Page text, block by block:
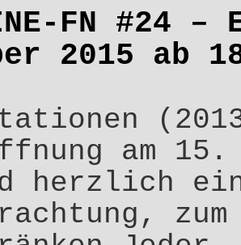
FN #24 –
2015 ab
am
herzlich
zum